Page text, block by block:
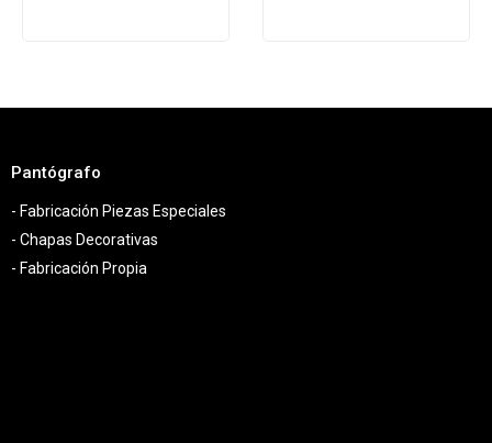
Pantógrafo
- Fabricación Piezas Especiales
- Chapas Decorativas
- Fabricación Propia